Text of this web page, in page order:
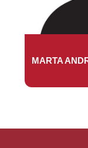
MARTA